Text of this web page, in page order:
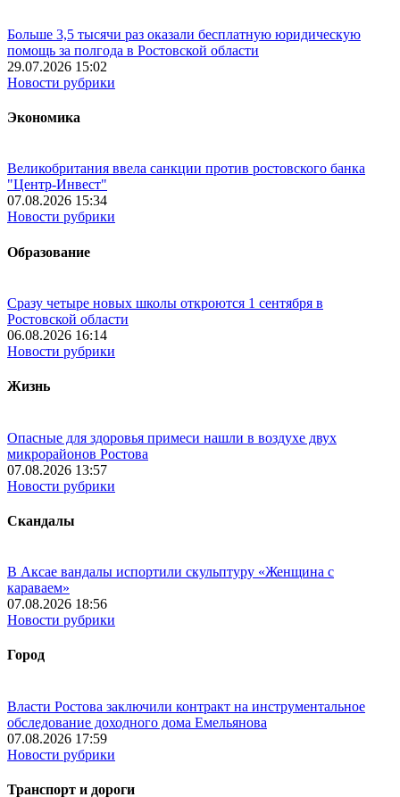
Больше 3,5 тысячи раз оказали бесплатную юридическую
помощь за полгода в Ростовской области
29.07.2026 15:02
Новости рубрики
Экономика
Великобритания ввела санкции против ростовского банка
"Центр-Инвест"
07.08.2026 15:34
Новости рубрики
Образование
Сразу четыре новых школы откроются 1 сентября в
Ростовской области
06.08.2026 16:14
Новости рубрики
Жизнь
Опасные для здоровья примеси нашли в воздухе двух
микрорайонов Ростова
07.08.2026 13:57
Новости рубрики
Скандалы
В Аксае вандалы испортили скульптуру «Женщина с
караваем»
07.08.2026 18:56
Новости рубрики
Город
Власти Ростова заключили контракт на инструментальное
обследование доходного дома Емельянова
07.08.2026 17:59
Новости рубрики
Транспорт и дороги